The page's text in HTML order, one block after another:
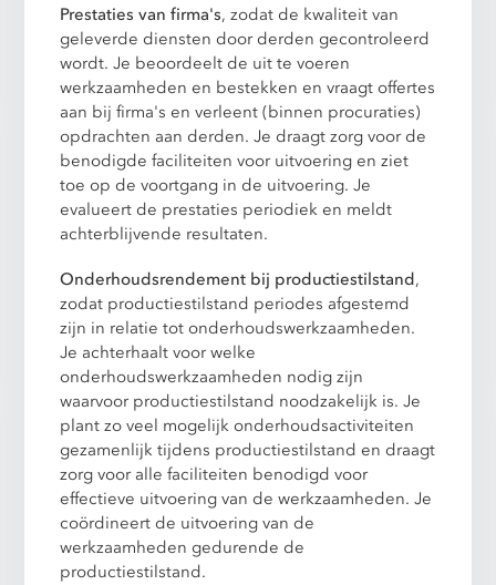
Prestaties van firma's, zodat de kwaliteit van
geleverde diensten door derden gecontroleerd
wordt. Je beoordeelt de uit te voeren
werkzaamheden en bestekken en vraagt offertes
aan bij firma's en verleent (binnen procuraties)
opdrachten aan derden. Je draagt zorg voor de
benodigde faciliteiten voor uitvoering en ziet
toe op de voortgang in de uitvoering. Je
evalueert de prestaties periodiek en meldt
achterblijvende resultaten.
Onderhoudsrendement bij productiestilstand,
zodat productiestilstand periodes afgestemd
zijn in relatie tot onderhoudswerkzaamheden.
Je achterhaalt voor welke
onderhoudswerkzaamheden nodig zijn
waarvoor productiestilstand noodzakelijk is. Je
plant zo veel mogelijk onderhoudsactiviteiten
gezamenlijk tijdens productiestilstand en draagt
zorg voor alle faciliteiten benodigd voor
effectieve uitvoering van de werkzaamheden. Je
coördineert de uitvoering van de
werkzaamheden gedurende de
productiestilstand.